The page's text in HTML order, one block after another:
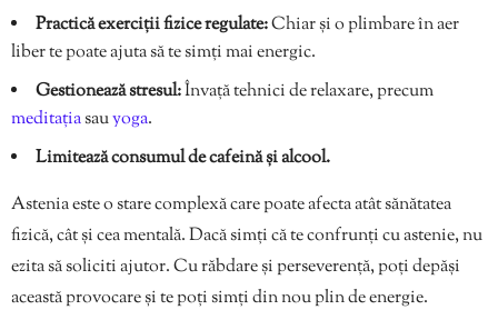
Practică exerciții fizice regulate:Chiar și o plimbare în aer
liber te poate ajuta să te simți mai energic.
Gestionează stresul:Învață tehnici de relaxare, precum
meditațiasauyoga.
Limitează consumul de cafeină și alcool.
Astenia este o stare complexă care poate afecta atât sănătatea
fizică, cât și cea mentală. Dacă simți că te confrunți cu astenie, nu
ezita să soliciti ajutor. Cu răbdare și perseverență, poți depăși
această provocare și te poți simți din nou plin de energie.